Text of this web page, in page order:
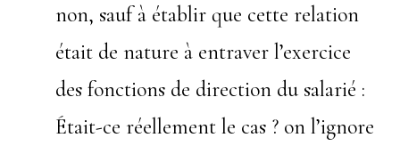
non, sauf à établir que cette relation
était de nature à entraver l’exercice
des fonctions de direction du salarié :
Était-ce réellement le cas ? on l’ignore